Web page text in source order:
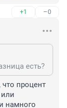
+1 –0
есть?
что процент
или
намного